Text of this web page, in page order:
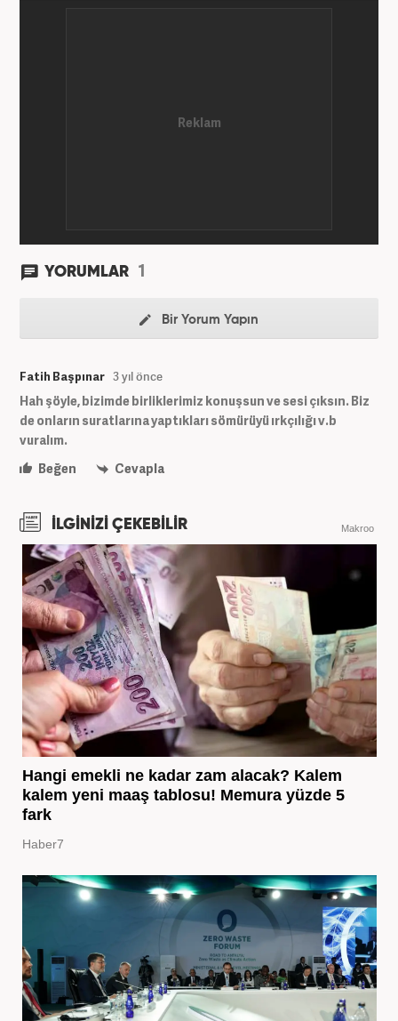
ve teknoloji kategorilerinde birçok haber ve
YORUMLAR 1
Bir Yorum Yapın
Fatih Başpınar 3 yıl önce
Hah şöyle, bizimde birliklerimiz konuşsun ve sesi çıksın. Biz
de onların suratlarına yaptıkları sömürüyü ırkçılığı v.b
vuralım.
Beğen
Cevapla
İLGİNİZİ ÇEKEBİLİR Makroo
Hangi emekli ne kadar zam alacak? Kalem
kalem yeni maaş tablosu! Memura yüzde 5
fark
Haber7